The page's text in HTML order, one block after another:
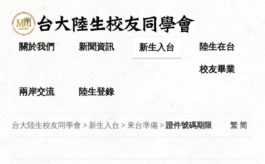
關於我們 新聞資訊 新生入台 陸生在台
校友畢業
兩岸交流 陸生登錄
台大陸生校友同學會 > 新生入台 > 來台準備 > 證件號碼期限 繁 简